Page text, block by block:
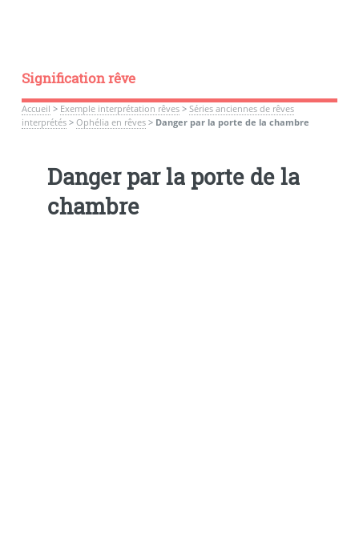
Signification rêve
Accueil > Exemple interprétation rêves> Séries anciennes de rêves
interprétés> Ophélia en rêves> Danger par la porte de la chambre
Danger par la porte de la
chambre